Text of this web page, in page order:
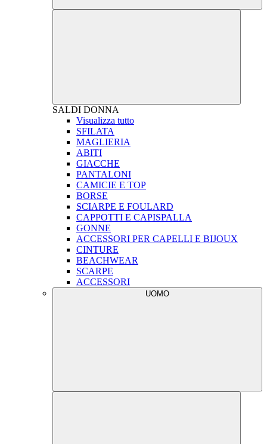
SALDI DONNA
Visualizza tutto
SFILATA
MAGLIERIA
ABITI
GIACCHE
PANTALONI
CAMICIE E TOP
BORSE
SCIARPE E FOULARD
CAPPOTTI E CAPISPALLA
GONNE
ACCESSORI PER CAPELLI E BIJOUX
CINTURE
BEACHWEAR
SCARPE
ACCESSORI
UOMO